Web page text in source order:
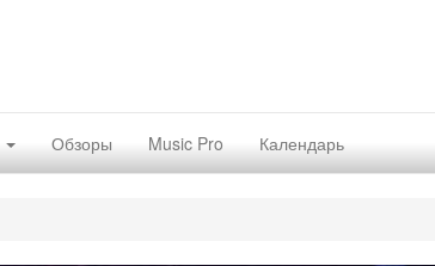
Обзоры Music Pro Календарь